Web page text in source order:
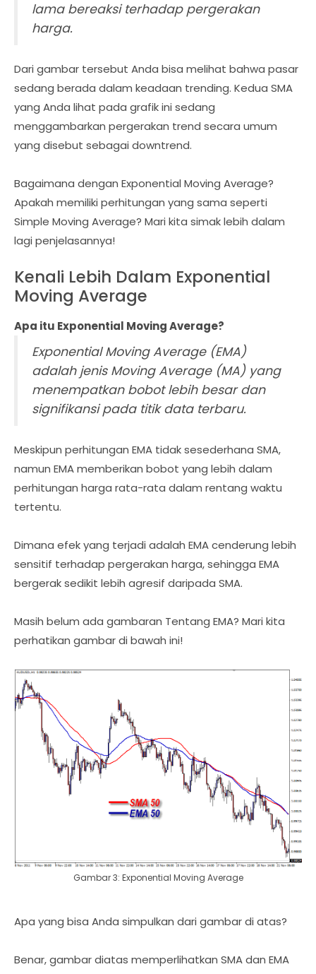
lama bereaksi terhadap pergerakan
harga.
Dari gambar tersebut Anda bisa melihat bahwa pasar
sedang berada dalam keadaan trending. Kedua SMA
yang Anda lihat pada grafik ini sedang
menggambarkan pergerakan trend secara umum
yang disebut sebagai downtrend.
Bagaimana dengan Exponential Moving Average?
Apakah memiliki perhitungan yang sama seperti
Simple Moving Average? Mari kita simak lebih dalam
lagi penjelasannya!
Kenali Lebih Dalam Exponential
Moving Average
Apa itu Exponential Moving Average?
Exponential Moving Average (EMA)
adalah jenis Moving Average (MA) yang
menempatkan bobot lebih besar dan
signifikansi pada titik data terbaru.
Meskipun perhitungan EMA tidak sesederhana SMA,
namun EMA memberikan bobot yang lebih dalam
perhitungan harga rata-rata dalam rentang waktu
tertentu.
Dimana efek yang terjadi adalah EMA cenderung lebih
sensitif terhadap pergerakan harga, sehingga EMA
bergerak sedikit lebih agresif daripada SMA.
Masih belum ada gambaran Tentang EMA? Mari kita
perhatikan gambar di bawah ini!
Gambar 3: Exponential Moving Average
Apa yang bisa Anda simpulkan dari gambar di atas?
Benar, gambar diatas memperlihatkan SMA dan EMA